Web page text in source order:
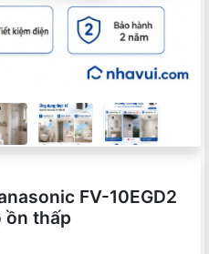
FV-10EGD2
ồn thấp